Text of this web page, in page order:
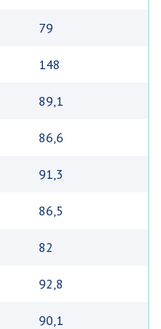
79
148
89,1
86,6
91,3
86,5
82
92,8
90,1